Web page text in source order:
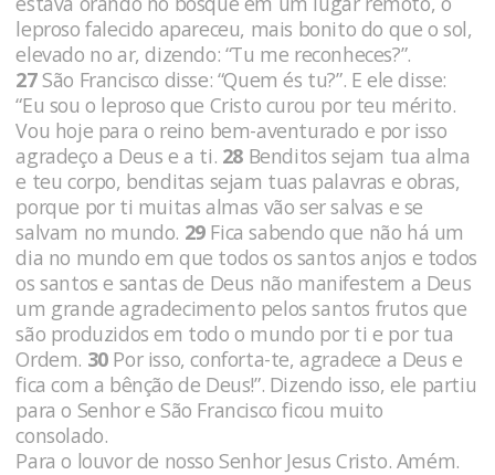
leproso falecido apareceu, mais bonito do que o sol,
elevado no ar, dizendo: “Tu me reconheces?”.
27São Francisco disse: “Quem és tu?”. E ele disse:
“Eu sou o leproso que Cristo curou por teu mérito.
Vou hoje para o reino bem-aventurado e por isso
agradeço a Deus e a ti. 28 Benditos sejam tua alma
e teu corpo, benditas sejam tuas palavras e obras,
porque por ti muitas almas vão ser salvas e se
salvam no mundo. 29 Fica sabendo que não há um
dia no mundo em que todos os santos anjos e todos
os santos e santas de Deus não manifestem a Deus
um grande agradecimento pelos santos frutos que
são produzidos em todo o mundo por ti e por tua
Ordem. 30 Por isso, conforta-te, agradece a Deus e
fica com a bênção de Deus!”. Dizendo isso, ele partiu
para o Senhor e São Francisco ficou muito
consolado.
Para o louvor de nosso Senhor Jesus Cristo. Amém.